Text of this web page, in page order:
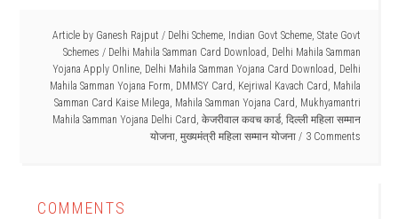
Article by Ganesh Rajput / Delhi Scheme, Indian Govt Scheme, State Govt
Schemes / Delhi Mahila Samman Card Download, Delhi Mahila Samman
Yojana Apply Online, Delhi Mahila Samman Yojana Card Download, Delhi
Mahila Samman Yojana Form, DMMSY Card, Kejriwal Kavach Card, Mahila
Samman Card Kaise Milega, Mahila Samman Yojana Card, Mukhyamantri
Mahila Samman Yojana Delhi Card, केजरीवाल कवच कार्ड, दिल्ली महिला सम्मान
योजना, मुख्यमंत्री महिला सम्मान योजना 3 Comments
COMMENTS